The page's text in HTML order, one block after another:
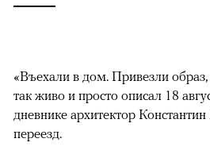
«Въехали в дом. Привезли
так живо и просто описал 18
дневнике архитектор
переезд.